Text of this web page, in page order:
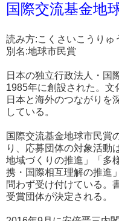
国際交流基金地
読み方:こくさいこうりゅ
別名:地球市民賞
日本の独立行政法人・国
1985年に創設された。文
日本と海外のつながりを
している。
国際交流基金地球市民賞
り、応募団体の対象活動
地域づくりの推進」「多
携・国際相互理解の推進
問わず受け付けている。
受賞団体が決定される。